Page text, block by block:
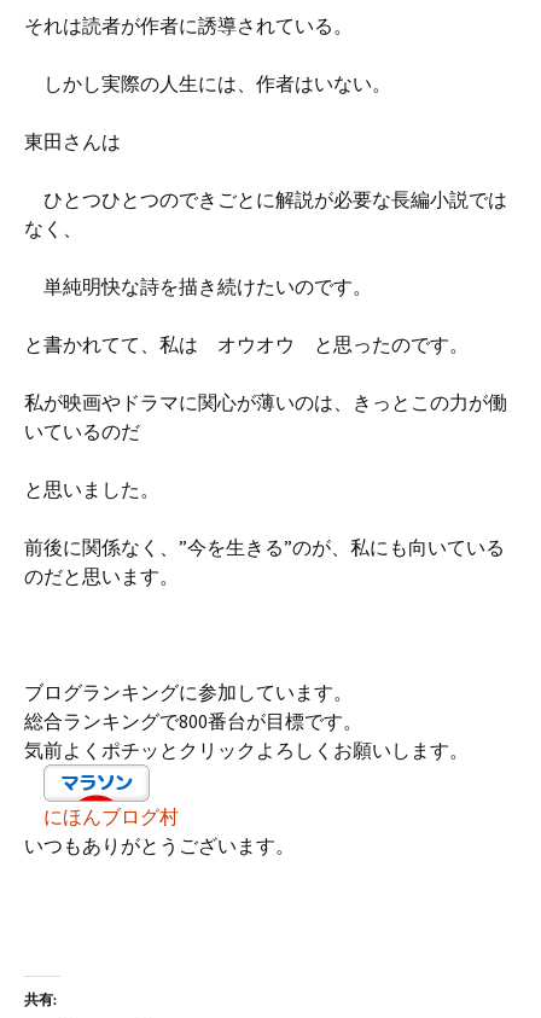
それは読者が作者に誘導されている。
しかし実際の人生には、作者はいない。
東田さんは
ひとつひとつのできごとに解説が必要な長編小説では
なく、
単純明快な詩を描き続けたいのです。
と書かれてて、私は オウオウ と思ったのです。
私が映画やドラマに関心が薄いのは、きっとこの力が働
いているのだ
と思いました。
前後に関係なく、”今を生きる”のが、私にも向いている
のだと思います。
ブログランキングに参加しています。
総合ランキングで800番台が目標です。
気前よくポチッとクリックよろしくお願いします。
にほんブログ村
いつもありがとうございます。
共有: